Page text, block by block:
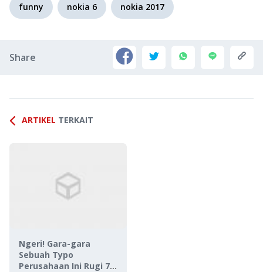
funny nokia 6 nokia 2017
Share
ARTIKEL TERKAIT
Ngeri! Gara-gara
Sebuah Typo
Perusahaan Ini Rugi 7,8